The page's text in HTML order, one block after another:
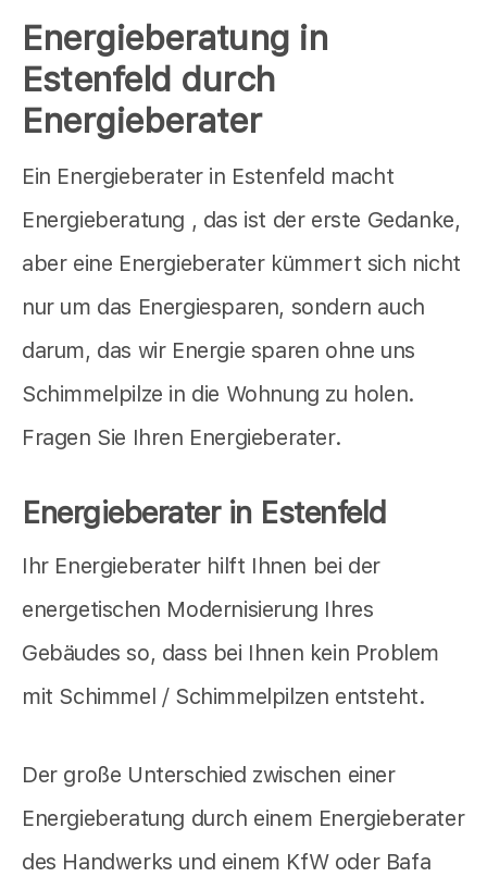
Energieberatung in
Estenfeld durch
Energieberater
Ein Energieberater in Estenfeld macht
Energieberatung , das ist der erste Gedanke,
aber eine Energieberater kümmert sich nicht
nur um das Energiesparen, sondern auch
darum, das wir Energie sparen ohne uns
Schimmelpilze in die Wohnung zu holen.
Fragen Sie Ihren Energieberater.
Energieberater in Estenfeld
Ihr Energieberater hilft Ihnen bei der
energetischen Modernisierung Ihres
Gebäudes so, dass bei Ihnen kein Problem
mit Schimmel / Schimmelpilzen entsteht.
Der große Unterschied zwischen einer
Energieberatung durch einem Energieberater
des Handwerks und einem KfW oder Bafa